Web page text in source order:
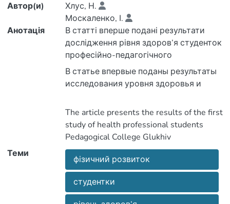
Автор(и)
Хлус, Н.
Москаленко, І.
Анотація
В статті вперше подані результати
дослідження рівня здоров’я студенток
коледжу Глухівський національний
педагогічний університет імені
отримані данні
щодо самооцінки стану власного
здоров’я студенток, спостерігається
процесі навчання: студентки 17–18
В статье впервые поданы результаты
физического развития студенток
профессионально-педагогического
педагогического университета имени
Александра Довженко.
Проанализировавши полученные
данные касающиеся
The article presents the results of the first
study of health professional students
Pedagogical College Glukhiv
National Pedagogical University named
after Oleksandr Dovzhenko. Analyzing
data on self-assessment of students
Теми
фізичний розвиток
студентки